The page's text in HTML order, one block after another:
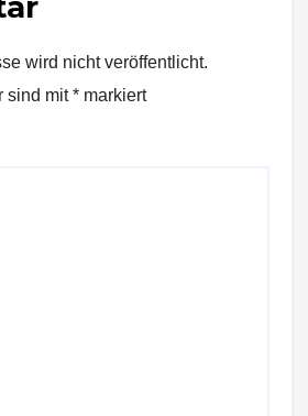
wird nicht veröffentlicht.
sind mit* markiert